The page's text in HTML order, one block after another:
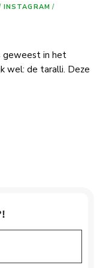
INSTAGRAM /
geweest in het
wel: de taralli. Deze